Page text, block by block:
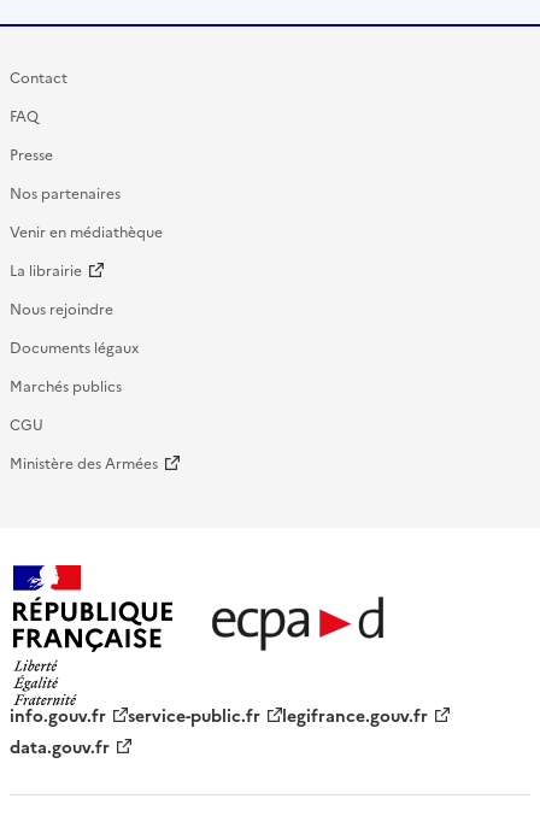
Contact
FAQ
Presse
Nos partenaires
Venir en médiathèque
La librairie
Nous rejoindre
Documents légaux
Marchés publics
CGU
Ministère des Armées
française - ECPAD
info.gouv.fr service-public.fr
legifrance.gouv.fr
data.gouv.fr